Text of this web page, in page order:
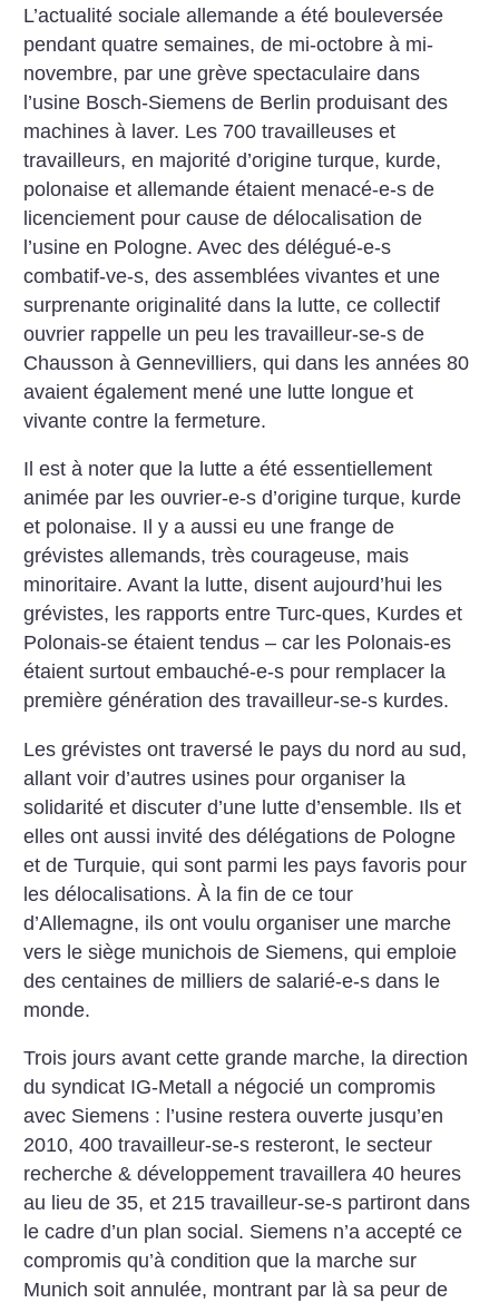
L’actualité sociale allemande a été bouleversée
pendant quatre semaines, de mi-octobre à mi-
novembre, par une grève spectaculaire dans
l’usine Bosch-Siemens de Berlin produisant des
machines à laver. Les 700 travailleuses et
travailleurs, en majorité d’origine turque, kurde,
polonaise et allemande étaient menacé-e-s de
licenciement pour cause de délocalisation de
l’usine en Pologne. Avec des délégué-e-s
combatif-ve-s, des assemblées vivantes et une
surprenante originalité dans la lutte, ce collectif
ouvrier rappelle un peu les travailleur-se-s de
Chausson à Gennevilliers, qui dans les années 80
avaient également mené une lutte longue et
vivante contre la fermeture.
Il est à noter que la lutte a été essentiellement
animée par les ouvrier-e-s d’origine turque, kurde
et polonaise. Il y a aussi eu une frange de
grévistes allemands, très courageuse, mais
minoritaire. Avant la lutte, disent aujourd’hui les
grévistes, les rapports entre Turc-ques, Kurdes et
Polonais-se étaient tendus – car les Polonais-es
étaient surtout embauché-e-s pour remplacer la
première génération des travailleur-se-s kurdes.
Les grévistes ont traversé le pays du nord au sud,
allant voir d’autres usines pour organiser la
solidarité et discuter d’une lutte d’ensemble. Ils et
elles ont aussi invité des délégations de Pologne
et de Turquie, qui sont parmi les pays favoris pour
les délocalisations. À la fin de ce tour
d’Allemagne, ils ont voulu organiser une marche
vers le siège munichois de Siemens, qui emploie
des centaines de milliers de salarié-e-s dans le
monde.
Trois jours avant cette grande marche, la direction
du syndicat IG-Metall a négocié un compromis
avec Siemens : l’usine restera ouverte jusqu’en
2010, 400 travailleur-se-s resteront, le secteur
recherche & développement travaillera 40 heures
au lieu de 35, et 215 travailleur-se-s partiront dans
le cadre d’un plan social. Siemens n’a accepté ce
compromis qu’à condition que la marche sur
Munich soit annulée, montrant par là sa peur de